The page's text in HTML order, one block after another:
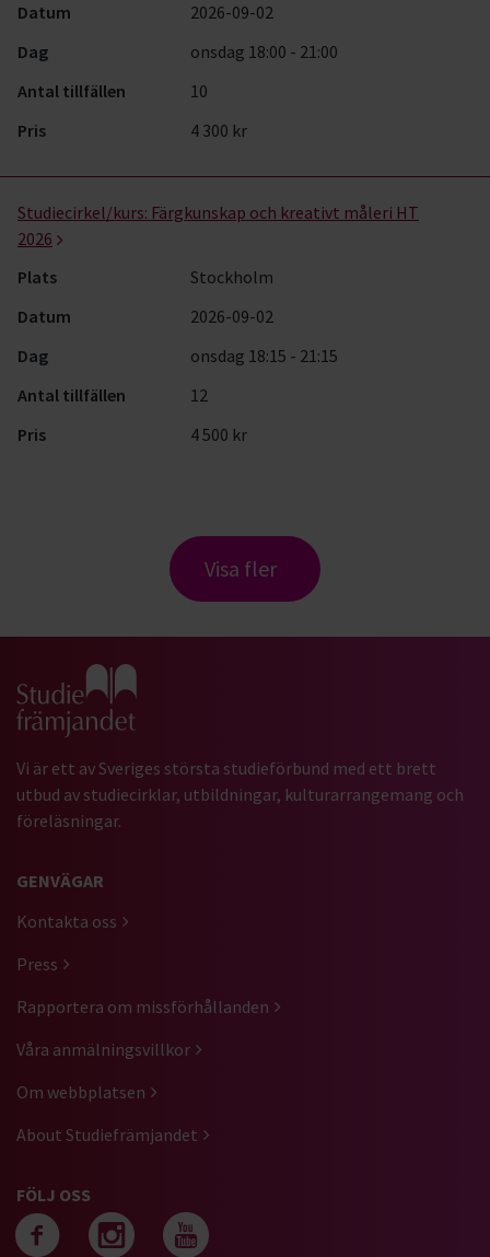
Datum
2026-09-02
Dag
onsdag 18:00 - 21:00
Antal tillfällen
10
Pris
4 300 kr
Studiecirkel/kurs: Färgkunskap och kreativt måleri HT
2026
Plats
Stockholm
Datum
2026-09-02
Dag
onsdag 18:15 - 21:15
Antal tillfällen
12
Pris
4 500 kr
Visa fler
Gå till studiefrämjandets startsida
Vi är ett av Sveriges största studieförbund med ett brett
utbud av studiecirklar, utbildningar, kulturarrangemang och
föreläsningar.
GENVÄGAR
Kontakta oss
Press
Rapportera om missförhållanden
Våra anmälningsvillkor
Om webbplatsen
About Studiefrämjandet
FÖLJ OSS